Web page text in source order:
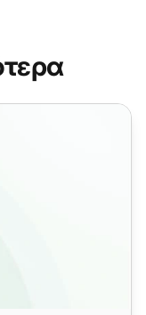
Υποστήριξη